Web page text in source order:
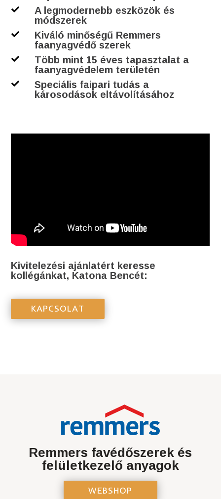

A legmodernebb eszközök és
módszerek

Kiváló minőségű Remmers
faanyagvédő szerek

Több mint 15 éves tapasztalat a
faanyagvédelem területén

Speciális faipari tudás a
károsodások eltávolításához
Kivitelezési ajánlatért keresse
kollégánkat, Katona Bencét:
KAPCSOLAT
Remmers favédőszerek és
felületkezelő anyagok
WEBSHOP